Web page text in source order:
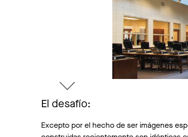
El desafío:
Excepto por el hecho de ser imágenes